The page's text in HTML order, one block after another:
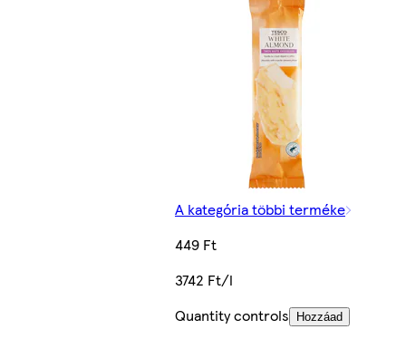
A kategória többi terméke
449 Ft
3742 Ft/l
Quantity controls
Hozzáad